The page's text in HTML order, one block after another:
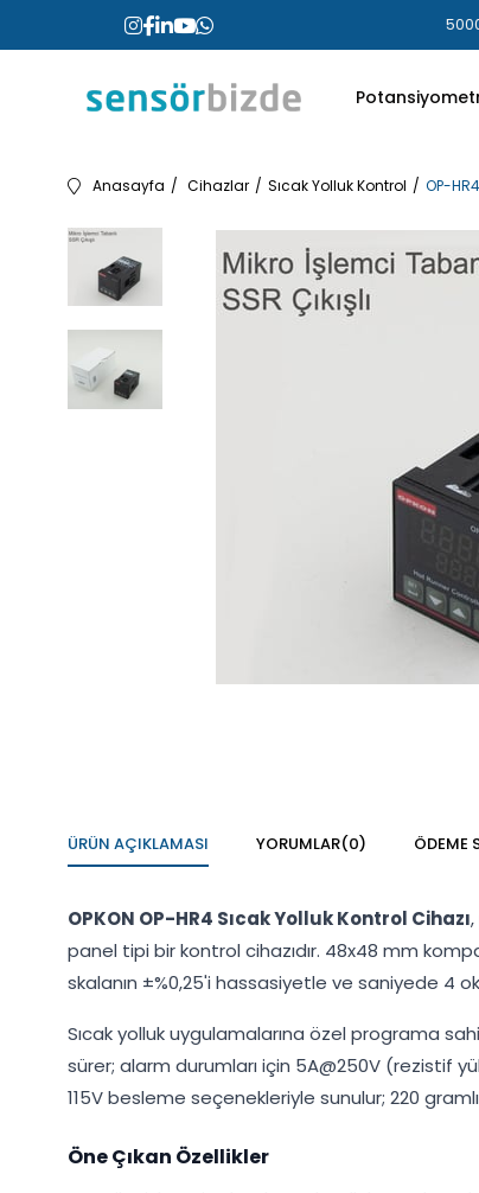
Anasayfa Cihazlar Sıcak Yolluk Kontrol OP-
ÜRÜN AÇIKLAMASI YORUMLAR(0) ÖDEME
OPKON OP-HR4 Sıcak Yolluk Kontrol Cihazı
panel tipi bir kontrol cihazıdır. 48x48 mm
skalanın ±%0,25'i hassasiyetle ve saniyede 4
Sıcak yolluk uygulamalarına özel programa
sürer; alarm durumları için 5A@250V (rezistif
115V besleme seçenekleriyle sunulur; 220
Öne Çıkan Özellikler